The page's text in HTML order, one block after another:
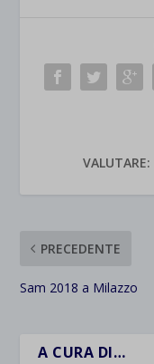
VALUTARE:
PRECEDENTE
Sam 2018 a Milazzo
A CURA DI…